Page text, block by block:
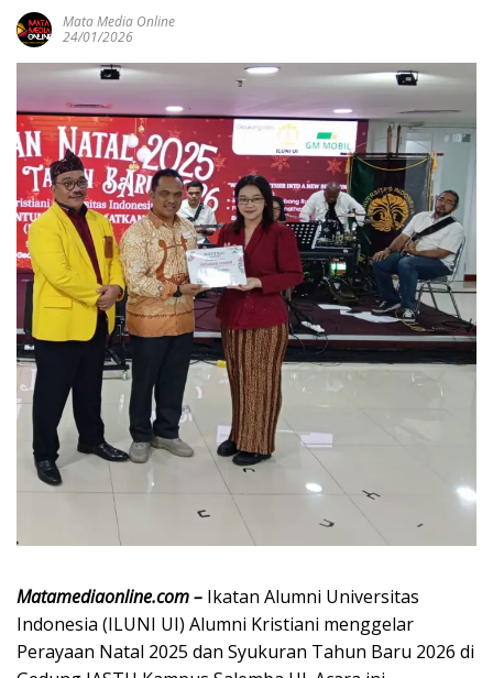
Mata Media Online
24/01/2026
Matamediaonline.com – Ikatan Alumni Universitas
Indonesia (ILUNI UI) Alumni Kristiani menggelar
Perayaan Natal 2025 dan Syukuran Tahun Baru 2026 di